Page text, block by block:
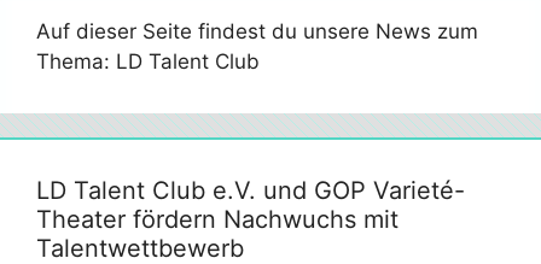
Auf dieser Seite findest du unsere News zum
Thema: LD Talent Club
LD Talent Club e.V. und GOP Varieté-
Theater fördern Nachwuchs mit
Talentwettbewerb